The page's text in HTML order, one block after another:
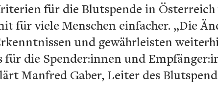
für die Blutspende in
für viele Menschen einfacher. „Die
und gewährleisten
für die Spender:innen und
Manfred Gaber, Leiter des